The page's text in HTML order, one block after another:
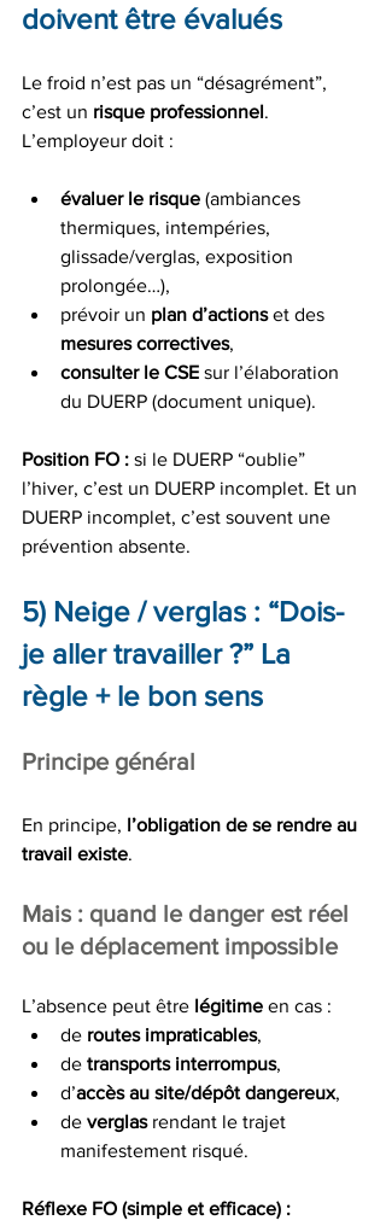
doivent être évalués
Le froid n’est pas un “désagrément”,
c’est un risque professionnel.
L’employeur doit :
évaluer le risque (ambiances
thermiques, intempéries,
glissade/verglas, exposition
prolongée…),
prévoir un plan d’actions et des
mesures correctives,
consulter le CSE sur l’élaboration
du DUERP (document unique).
Position FO : si le DUERP “oublie”
l’hiver, c’est un DUERP incomplet. Et un
DUERP incomplet, c’est souvent une
prévention absente.
5) Neige / verglas : “Dois-
je aller travailler ?” La
règle + le bon sens
Principe général
En principe, l’obligation de se rendre au
travail existe.
Mais : quand le danger est réel
ou le déplacement impossible
L’absence peut être légitime en cas :
de routes impraticables,
de transports interrompus,
d’accès au site/dépôt dangereux,
de verglas rendant le trajet
manifestement risqué.
Réflexe FO (simple et efficace) :